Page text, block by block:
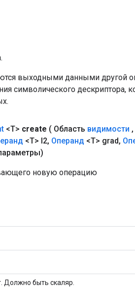
выходными данными другой
символического дескриптора,
<T> create ( Область видимости ,
<T> l2, Операнд <T> grad,
новую операцию
быть скаляр.